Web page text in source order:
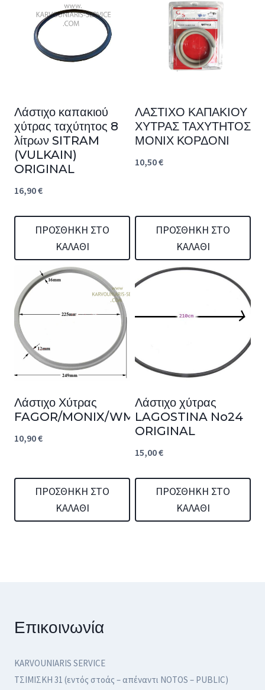
Λάστιχο καπακιού
χύτρας ταχύτητος 8
λίτρων SITRAM
(VULKAIN)
ORIGINAL
16,90€
ΠΡΟΣΘΉΚΗ ΣΤΟ
ΚΑΛΆΘΙ
ΛΑΣΤΙΧΟ ΚΑΠΑΚΙΟΥ
ΧΥΤΡΑΣ ΤΑΧΥΤΗΤΟΣ
ΜΟΝΙΧ ΚΟΡΔΟΝΙ
10,50€
ΠΡΟΣΘΉΚΗ ΣΤΟ
ΚΑΛΆΘΙ
Λάστιχο Χύτρας
FAGOR/MONIX/WMF/C&S/PYRAMIS
10,90€
ΠΡΟΣΘΉΚΗ ΣΤΟ
ΚΑΛΆΘΙ
Λάστιχο χύτρας
LAGOSTINA No24
ORIGINAL
15,00€
ΠΡΟΣΘΉΚΗ ΣΤΟ
ΚΑΛΆΘΙ
Επικοινωνία
KARVOUNIARIS SERVICE
ΤΣΙΜΙΣΚΗ 31 (εντός στοάς – απέναντι NOTOS – PUBLIC)